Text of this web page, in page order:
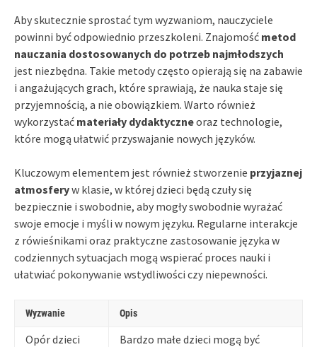
Aby skutecznie sprostać tym wyzwaniom, nauczyciele
powinni być odpowiednio przeszkoleni. Znajomość metod
nauczania dostosowanych do potrzeb najmłodszych
jest niezbędna. Takie metody często opierają się na zabawie
i angażujących grach, które sprawiają, że nauka staje się
przyjemnością, a nie obowiązkiem. Warto również
wykorzystać materiały dydaktyczneoraz technologie,
które mogą ułatwić przyswajanie nowych języków.
Kluczowym elementem jest również stworzenie przyjaznej
atmosferyw klasie, w której dzieci będą czuły się
bezpiecznie i swobodnie, aby mogły swobodnie wyrażać
swoje emocje i myśli w nowym języku. Regularne interakcje
z rówieśnikami oraz praktyczne zastosowanie języka w
codziennych sytuacjach mogą wspierać proces nauki i
ułatwiać pokonywanie wstydliwości czy niepewności.
Wyzwanie Opis
Opór dzieci
Bardzo małe dzieci mogą być